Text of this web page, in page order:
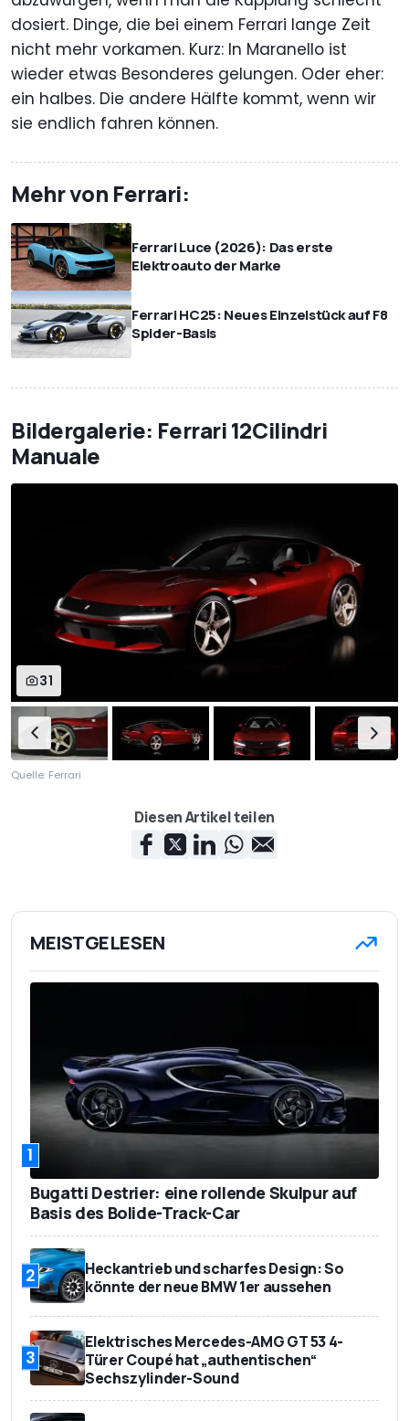
dosiert. Dinge, die bei einem Ferrari lange Zeit
nicht mehr vorkamen. Kurz: In Maranello ist
wieder etwas Besonderes gelungen. Oder eher:
ein halbes. Die andere Hälfte kommt, wenn wir
sie endlich fahren können.
Mehr von Ferrari:
Ferrari Luce (2026): Das erste
Elektroauto der Marke
Ferrari HC25: Neues Einzelstück auf F8
Spider-Basis
Bildergalerie: Ferrari 12Cilindri
Manuale
31
Quelle: Ferrari
Diesen Artikel teilen
MEISTGELESEN
1
Bugatti Destrier: eine rollende Skulpur auf
Basis des Bolide-Track-Car
2
Heckantrieb und scharfes Design: So
könnte der neue BMW 1er aussehen
3
Elektrisches Mercedes-AMG GT 53 4-
Türer Coupé hat „authentischen“
Sechszylinder-Sound